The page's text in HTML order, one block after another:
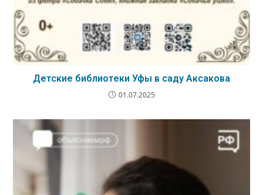
Детские библиотеки Уфы в саду Аксакова
01.07.2025